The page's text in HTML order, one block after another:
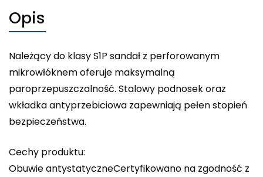
Opis
Należący do klasy S1P sandał z perforowanym
mikrowłóknem oferuje maksymalną
paroprzepuszczalność. Stalowy podnosek oraz
wkładka antyprzebiciowa zapewniają pełen stopień
bezpieczeństwa.
Cechy produktu:
Obuwie antystatyczneCertyfikowano na zgodność z